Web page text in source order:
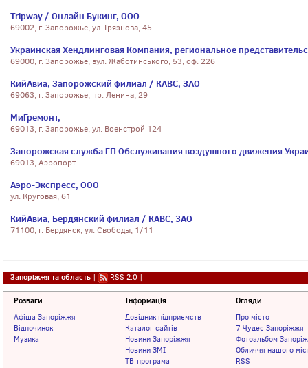
Tripway / Онлайн Букинг, ООО
69002, г. Запорожье, ул. Грязнова, 45
Украинская Хендлинговая Компания, региональное
69000, г. Запорожье, вул. Жаботинського, 53, оф. 226
КийАвиа, Запорожский филиал / КАВС, ЗАО
69063, г. Запорожье, пр. Ленина, 29
МиГремонт,
69013, г. Запорожье, ул. Военстрой 124
Запорожская служба ГП Обслуживания воздушного движения
69013, Аэропорт
Аэро-Экспресс, ООО
ул. Круговая, 61
КийАвиа, Бердянский филиал / КАВС, ЗАО
71100, г. Бердянск, ул. Свободы, 1/11
Запоріжжя та область | RSS 2.0 |
Розваги
Афіша Запоріжжя
Відпочинок
Музика
Інформація
Довідник підприємств
Каталог сайтів
Новини Запоріжжя
Новини ЗМІ
ТВ-програма
Огляди
Про місто
7 Чудес Запоріжжя
Фотоальбом
Обличчя нашого
RSS